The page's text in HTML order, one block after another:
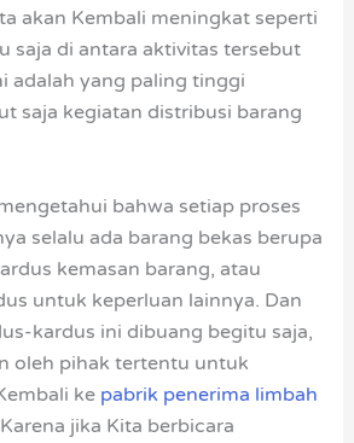
akan Kembali meningkat seperti
saja di antara aktivitas tersebut
adalah yang paling tinggi
saja kegiatan distribusi barang
bahwa setiap proses
selalu ada barang bekas berupa
kemasan barang, atau
untuk keperluan lainnya. Dan
kardus ini dibuang begitu saja,
oleh pihak tertentu untuk
ke pabrik penerima limbah
jika Kita berbicara